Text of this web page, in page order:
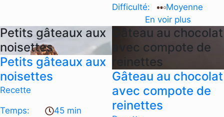
Difficulté:
Moyenne
En voir plus
Petits gâteaux aux
noisettes
Petits gâteaux aux
noisettes
Recette
Temps:
45 min
Gâteau au chocolat
avec compote de
reinettes
Gâteau au chocolat
avec compote de
reinettes